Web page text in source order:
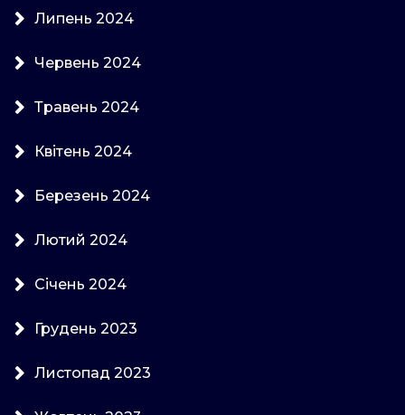
Липень 2024
Червень 2024
Травень 2024
Квітень 2024
Березень 2024
Лютий 2024
Січень 2024
Грудень 2023
Листопад 2023